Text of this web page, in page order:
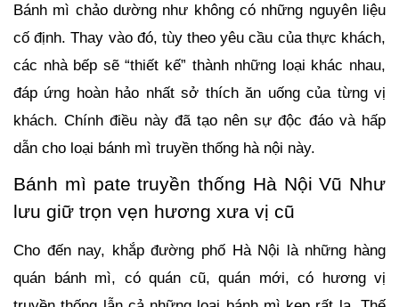
Bánh mì chảo dường như không có những nguyên liệu
cố định. Thay vào đó, tùy theo yêu cầu của thực khách,
các nhà bếp sẽ “thiết kế” thành những loại khác nhau,
đáp ứng hoàn hảo nhất sở thích ăn uống của từng vị
khách. Chính điều này đã tạo nên sự độc đáo và hấp
dẫn cho loại bánh mì truyền thống hà nội này.
Bánh mì pate truyền thống Hà Nội Vũ Như
lưu giữ trọn vẹn hương xưa vị cũ
Cho đến nay, khắp đường phố Hà Nội là những hàng
quán bánh mì, có quán cũ, quán mới, có hương vị